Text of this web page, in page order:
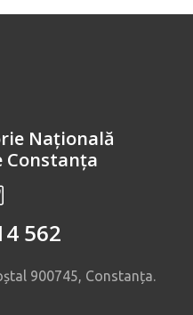
Națională
Constanța
562
900745, Constanța.